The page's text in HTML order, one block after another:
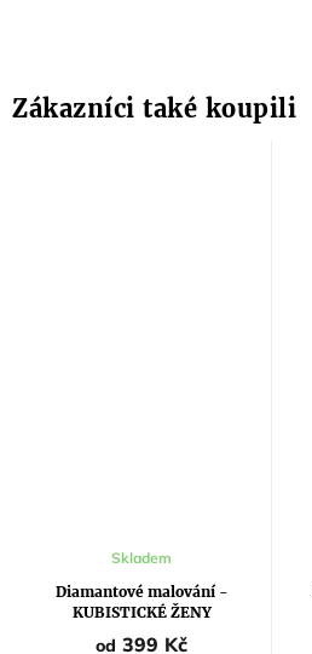
Diamantové malování -
KUBISTICKÉ ŽENY
Skladem
od 399 Kč